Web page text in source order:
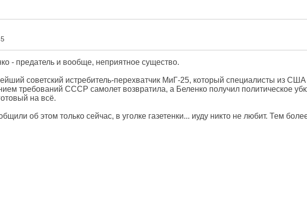
- предатель и вообще, неприятное существо.
советский истребитель-перехватчик МиГ-25, который специалисты из
требований СССР самолет возвратила, а Беленко получил политическое
на всё.
об этом только сейчас, в уголке газетенки... иуду никто не любит. Тем